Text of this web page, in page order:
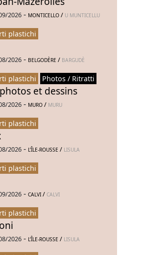
2026 - MONTICELLO / U MUNTICELLU
plastichi
2026 - BELGODÈRE / BARGUDÈ
plastichi Photos / Ritratti
et dessins
2026 - MURO / MURU
plastichi
2026 - L’ÎLE-ROUSSE / LISULA
plastichi
2026 - CALVI / CALVI
plastichi
2026 - L’ÎLE-ROUSSE / LISULA